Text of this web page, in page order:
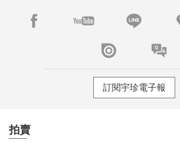
訂閱宇珍電子報
拍賣